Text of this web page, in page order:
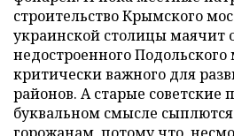
строительство Крымского
украинской столицы маячит
недостроенного Подольского
критически важного для
районов. А старые советские
буквальном смысле сыплются